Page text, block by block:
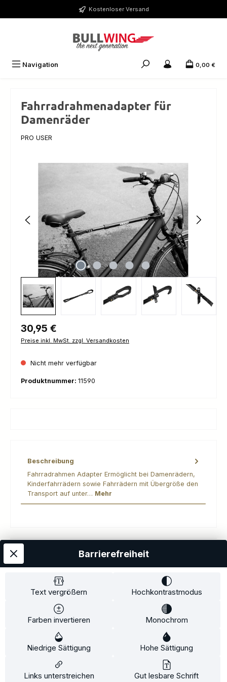
Zum Hauptinhalt springen Kostenloser Versand
Navigation 0,00 €
Fahrradrahmenadapter für
Damenräder
PRO USER
Regulärer Preis:
30,95 €
Preise inkl. MwSt. zzgl. Versandkosten
Nicht mehr verfügbar
Produktnummer: 11590
Beschreibung
Fahrradrahmen Adapter Ermöglicht bei Damenrädern,
Kinderfahrrädern sowie Fahrrädern mit Übergröße den
Transport auf unter… Mehr
Kostenloser Versand
Datenschutz
Widerrufsrecht
Widerrufsformular
Zahlung und Versand
Copyright© 2020-2025 Faventis GmbH. All Rights Reserved
Alle Preise inkl. gesetzl. Mehrwertsteuer zzgl.Versandkostenund ggf.
Text vergrößern Hochkontrastmodus
Farben invertieren Monochrom
Niedrige Sättigung Hohe Sättigung
Links unterstreichen Gut lesbare Schrift
Barrierefreiheit